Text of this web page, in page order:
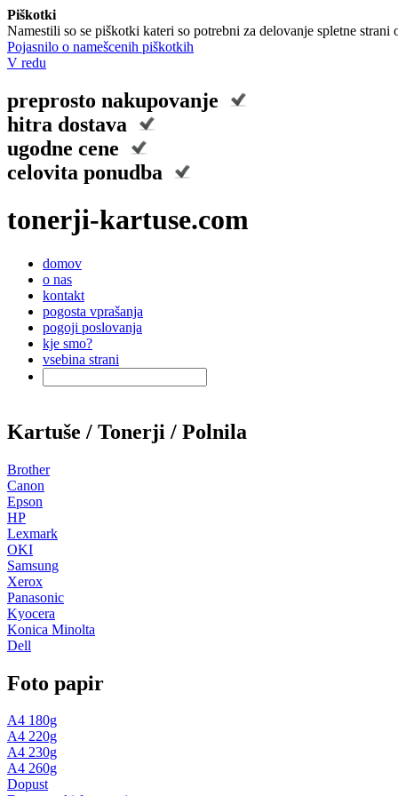
Piškotki
Namestili so se piškotki kateri so potrebni za delovanje spletne
Pojasnilo o namešcenih piškotkih
V redu
preprosto nakupovanje
hitra dostava
ugodne cene
celovita ponudba
tonerji-kartuse.com
domov
o nas
kontakt
pogosta vprašanja
pogoji poslovanja
kje smo?
vsebina strani
Kartuše / Tonerji / Polnila
Brother
Canon
Epson
HP
Lexmark
OKI
Samsung
Xerox
Panasonic
Kyocera
Konica Minolta
Dell
Foto papir
A4 180g
A4 220g
A4 230g
A4 260g
Dopust